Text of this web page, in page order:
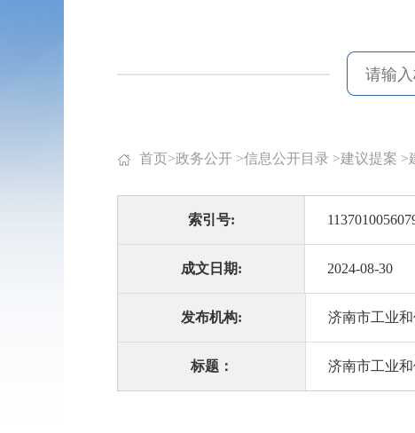
首页 >政务公开 >信息公开目录 >建议提案 >
索引号:
成文日期: 2024-08-30
发布机构: 济南市工业
标题： 济南市工业